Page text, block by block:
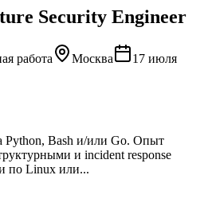
Security Engineer
работа Москва
17 июля
Python, Bash и/или Go. Опыт
и incident response
по Linux или...